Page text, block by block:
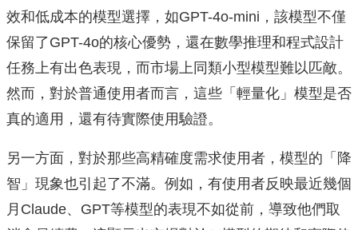
效和低成本的模型選擇，如GPT-4o-mini，該模型不僅
保留了GPT-4o的核心優勢，還在數學推理和程式設計
任務上有出色表現，而市場上同類小型模型難以匹敵。
然而，對於普通使用者而言，這些「輕量化」模型是否
真的適用，還有待實際使用驗證。
另一方面，對於那些高精確度需求使用者，模型的「降
智」現象也引起了不滿。例如，有使用者反映最近幾個
月Claude、GPT等模型的表現不如從前，導致他們取